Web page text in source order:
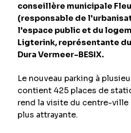
conseillère municipale
(responsable de
l'espace public et du
Ligterink, représentante
Dura Vermeer-BESIX.
Le nouveau parking à
contient 425 places de
rend la visite du centre-ville
plus attrayante.